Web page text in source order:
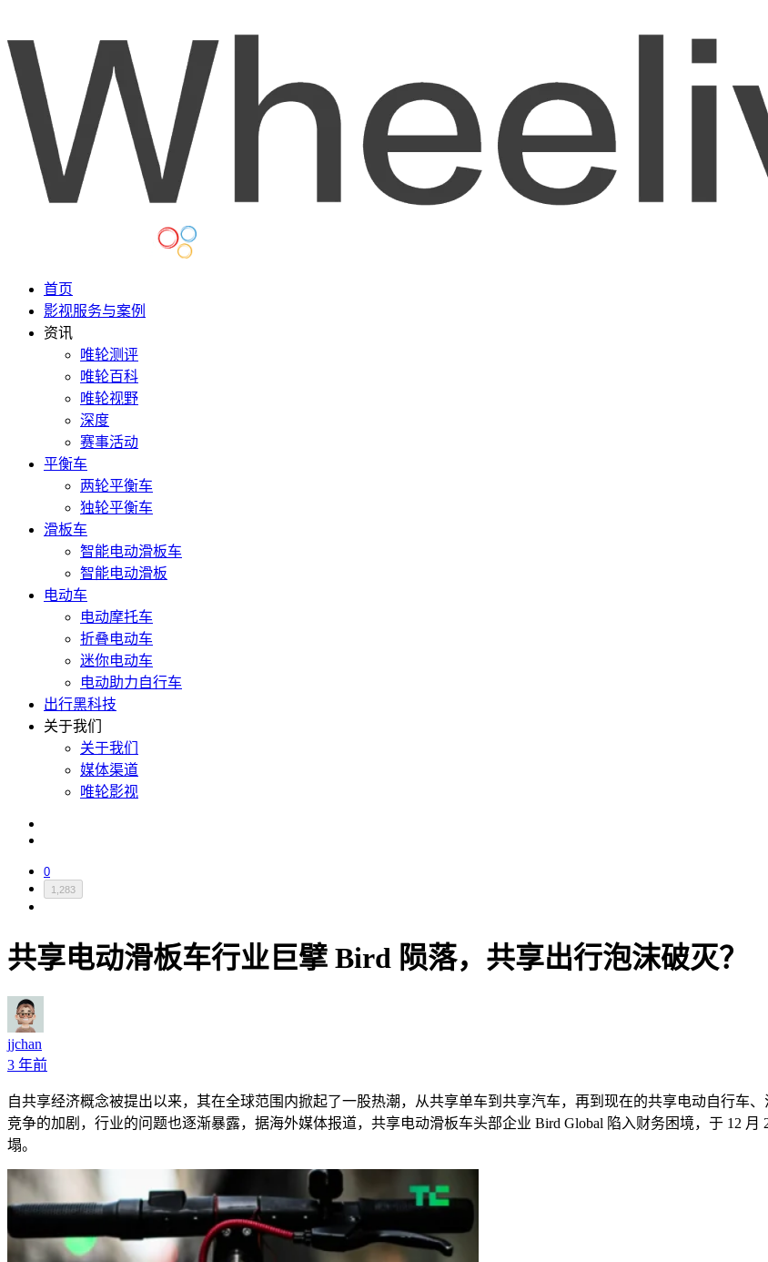
首页
影视服务与案例
资讯
唯轮测评
唯轮百科
唯轮视野
深度
赛事活动
平衡车
两轮平衡车
独轮平衡车
滑板车
智能电动滑板车
智能电动滑板
电动车
电动摩托车
折叠电动车
迷你电动车
电动助力自行车
出行黑科技
关于我们
关于我们
媒体渠道
唯轮影视
0
1,283
共享电动滑板车行业巨擘 Bird 陨落，共享出行泡沫破灭？
jjchan
3 年前
自共享经济概念被提出以来，其在全球范围内掀起了一股热潮，从共享单车到共享汽车，再到现在的共享电动自行车
竞争的加剧，行业的问题也逐渐暴露，据海外媒体报道，共享电动滑板车头部企业 Bird Global 陷入财务困境，于 12 月
塌。